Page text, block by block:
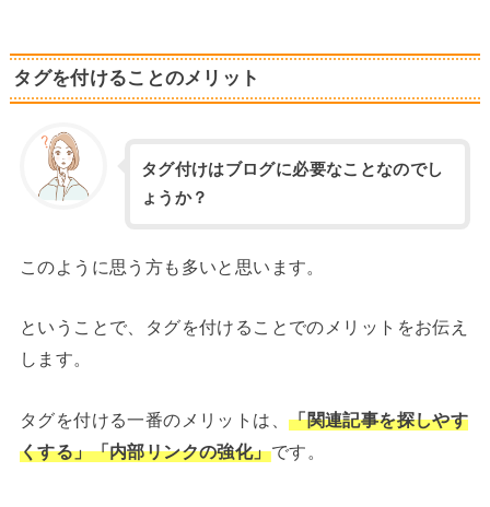
タグを付けることのメリット
タグ付けはブログに必要なことなのでし
ょうか？
このように思う方も多いと思います。
ということで、タグを付けることでのメリットをお伝え
します。
タグを付ける一番のメリットは、「関連記事を探しやす
くする」「内部リンクの強化」です。